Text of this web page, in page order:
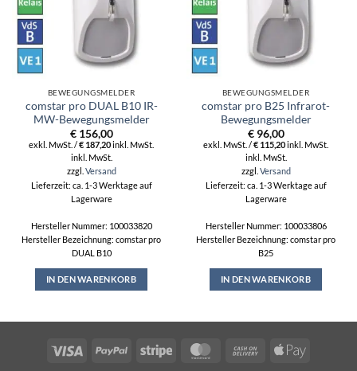
BEWEGUNGSMELDER
comstar pro DUAL B10 IR-
MW-Bewegungsmelder
€156,00
exkl. MwSt. /€ 187,20inkl. MwSt.
inkl. MwSt.
zzgl. Versand
Lieferzeit: ca. 1-3 Werktage auf
Lagerware
Hersteller Nummer: 100033820
Hersteller Bezeichnung: comstar pro
DUAL B10
IN DEN WARENKORB
BEWEGUNGSMELDER
comstar pro B25 Infrarot-
Bewegungsmelder
€96,00
exkl. MwSt. /€ 115,20inkl. MwSt.
inkl. MwSt.
zzgl. Versand
Lieferzeit: ca. 1-3 Werktage auf
Lagerware
Hersteller Nummer: 100033806
Hersteller Bezeichnung: comstar pro
B25
IN DEN WARENKORB
Visa PayPal Stripe MasterCardCash
Apple